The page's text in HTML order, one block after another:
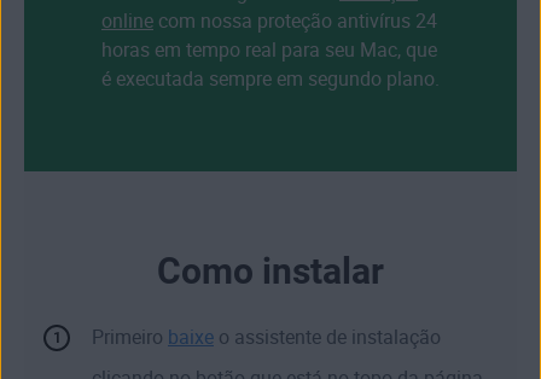
online com nossa proteção antivírus 24
horas em tempo real para seu Mac, que
é executada sempre em segundo plano.
Como instalar
Primeiro baixe o assistente de instalação